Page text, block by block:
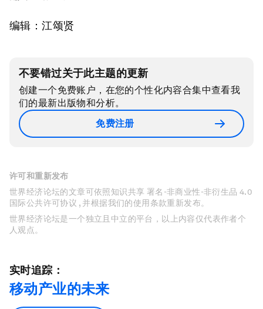
编辑：江颂贤
不要错过关于此主题的更新
创建一个免费账户，在您的个性化内容合集中查看我
们的最新出版物和分析。
免费注册
许可和重新发布
世界经济论坛的文章可依照知识共享 署名-非商业性-非衍生品 4.0
国际公共许可协议 , 并根据我们的使用条款重新发布。
世界经济论坛是一个独立且中立的平台，以上内容仅代表作者个
人观点。
实时追踪：
移动产业的未来